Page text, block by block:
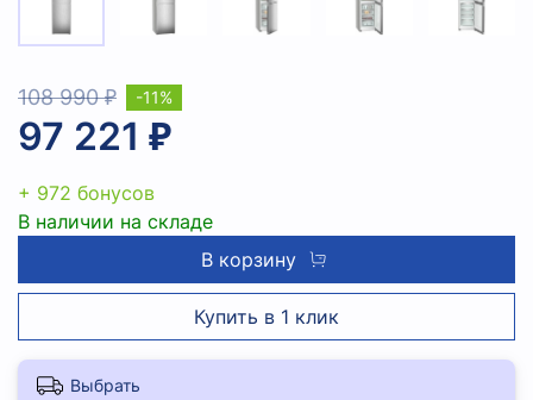
108 990 ₽
97 221 ₽
-11%
+ 972 бонусов
В наличии на складе
В корзину
Купить в 1 клик
Выбрать